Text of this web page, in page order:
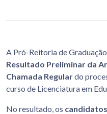
A Pró-Reitoria de
Resultado Preliminar da
Chamada Regulardo
curso de Licenciatura em
No resultado, os